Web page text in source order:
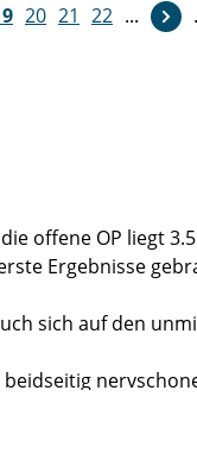
20 21 22 ...
offene OP liegt
Ergebnisse
sich auf den
beidseitig
es scheint
Ganz selten